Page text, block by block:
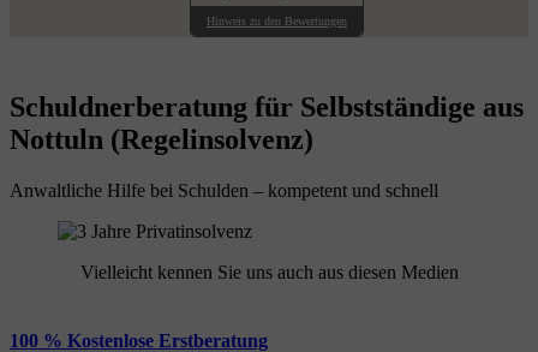
Hinweis zu den Bewertungen
Schuldnerberatung für Selbstständige aus
Nottuln (Regelinsolvenz)
Anwaltliche Hilfe bei Schulden – kompetent und schnell
Vielleicht kennen Sie uns auch aus diesen Medien
100 % Kostenlose Erstberatung